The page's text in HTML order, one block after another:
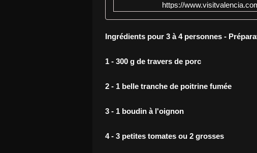
https://
Ingrédients pour 3 à 4 personnes -
1 - 300 g de travers de porc
2 - 1 belle tranche de poitrine fumée
3 - 1 boudin à l'oignon
4 - 3 petites tomates ou 2 grosses